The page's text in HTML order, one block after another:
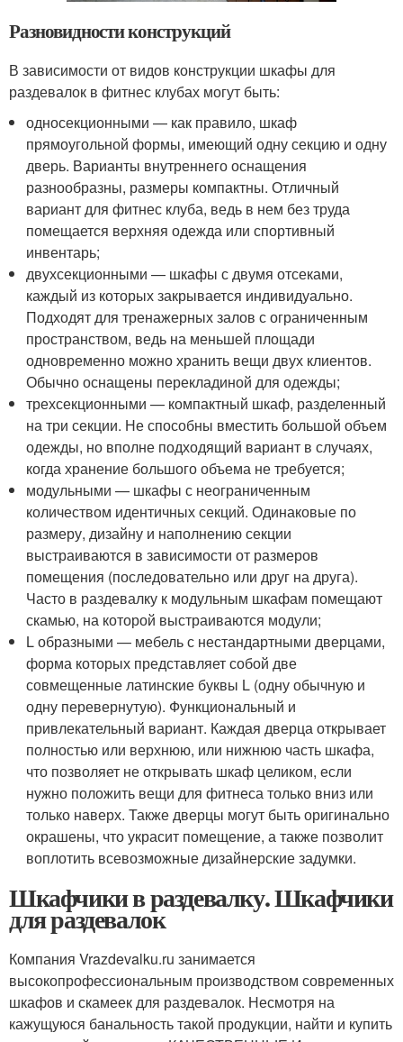
Разновидности конструкций
В зависимости от видов конструкции шкафы для
раздевалок в фитнес клубах могут быть:
односекционными — как правило, шкаф
прямоугольной формы, имеющий одну секцию и одну
дверь. Варианты внутреннего оснащения
разнообразны, размеры компактны. Отличный
вариант для фитнес клуба, ведь в нем без труда
помещается верхняя одежда или спортивный
инвентарь;
двухсекционными — шкафы с двумя отсеками,
каждый из которых закрывается индивидуально.
Подходят для тренажерных залов с ограниченным
пространством, ведь на меньшей площади
одновременно можно хранить вещи двух клиентов.
Обычно оснащены перекладиной для одежды;
трехсекционными — компактный шкаф, разделенный
на три секции. Не способны вместить большой объем
одежды, но вполне подходящий вариант в случаях,
когда хранение большого объема не требуется;
модульными — шкафы с неограниченным
количеством идентичных секций. Одинаковые по
размеру, дизайну и наполнению секции
выстраиваются в зависимости от размеров
помещения (последовательно или друг на друга).
Часто в раздевалку к модульным шкафам помещают
скамью, на которой выстраиваются модули;
L образными — мебель с нестандартными дверцами,
форма которых представляет собой две
совмещенные латинские буквы L (одну обычную и
одну перевернутую). Функциональный и
привлекательный вариант. Каждая дверца открывает
полностью или верхнюю, или нижнюю часть шкафа,
что позволяет не открывать шкаф целиком, если
нужно положить вещи для фитнеса только вниз или
только наверх. Также дверцы могут быть оригинально
окрашены, что украсит помещение, а также позволит
воплотить всевозможные дизайнерские задумки.
Шкафчики в раздевалку. Шкафчики
для раздевалок
Компания Vrazdevalku.ru занимается
высокопрофессиональным производством современных
шкафов и скамеек для раздевалок. Несмотря на
кажущуюся банальность такой продукции, найти и купить